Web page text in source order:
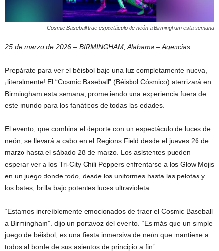
Cosmic Baseball trae espectáculo de neón a Birmingham esta semana
25 de marzo de 2026 – BIRMINGHAM, Alabama – Agencias.
Prepárate para ver el béisbol bajo una luz completamente nueva,
¡literalmente! El “Cosmic Baseball” (Béisbol Cósmico) aterrizará en
Birmingham esta semana, prometiendo una experiencia fuera de
este mundo para los fanáticos de todas las edades.
El evento, que combina el deporte con un espectáculo de luces de
neón, se llevará a cabo en el Regions Field desde el jueves 26 de
marzo hasta el sábado 28 de marzo. Los asistentes pueden
esperar ver a los Tri-City Chili Peppers enfrentarse a los Glow Mojis
en un juego donde todo, desde los uniformes hasta las pelotas y
los bates, brilla bajo potentes luces ultravioleta.
“Estamos increíblemente emocionados de traer el Cosmic Baseball
a Birmingham”, dijo un portavoz del evento. “Es más que un simple
juego de béisbol; es una fiesta inmersiva de neón que mantiene a
todos al borde de sus asientos de principio a fin”.